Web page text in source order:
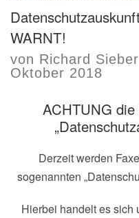
WARNT!
von Richard Sieber
Oktober 2018
ACHTUNG
Derzeit werden
sogenannten
Hierbei handelt es sich